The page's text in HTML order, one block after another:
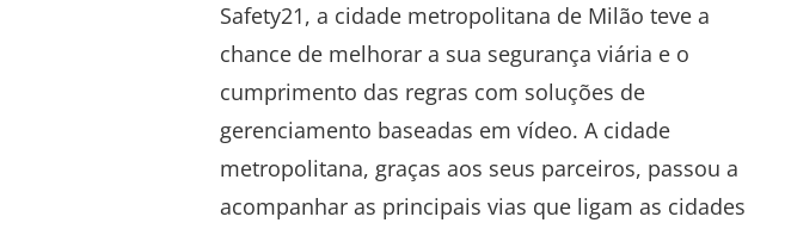
Safety21, a cidade metropolitana de Milão teve a
chance de melhorar a sua segurança viária e o
cumprimento das regras com soluções de
gerenciamento baseadas em vídeo. A cidade
metropolitana, graças aos seus parceiros, passou a
acompanhar as principais vias que ligam as cidades